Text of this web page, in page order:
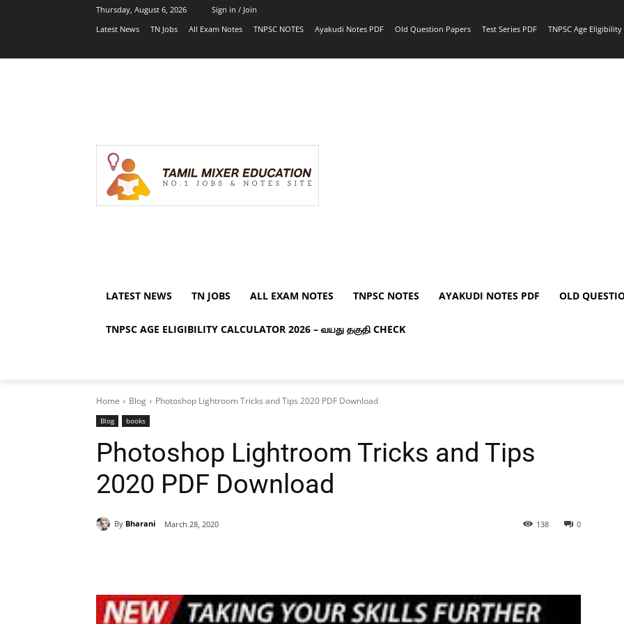
Thursday, August 6, 2026
Sign in / Join
Latest News
TN Jobs All Exam Notes TNPSC NOTES Ayakudi Notes PDF Old Question Papers Test Series PDF TNPSC Age
LATEST NEWS TN JOBS ALL EXAM NOTES TNPSC NOTES AYAKUDI NOTES PDF OLD
TNPSC AGE ELIGIBILITY CALCULATOR 2026 – வயது தகுதி CHECK
Home Blog Photoshop Lightroom Tricks and Tips 2020 PDF Download
Blog books
Photoshop Lightroom Tricks and Tips
2020 PDF Download
By Bharani March 28, 2020 0
138